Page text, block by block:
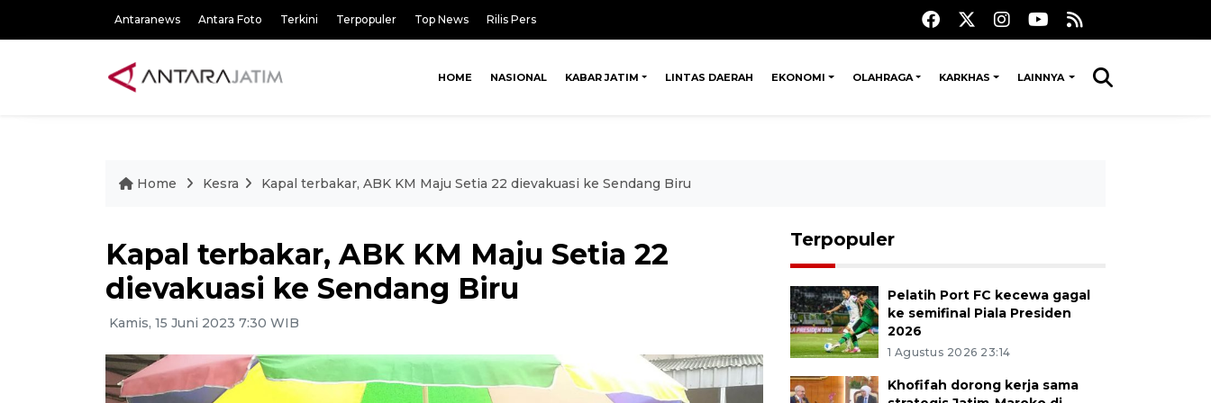
Antaranews Antara Foto Terkini Terpopuler Top News Rilis Pers
HOME NASIONAL KABAR JATIM LINTAS DAERAH EKONOMI OLAHRAGA KARKHAS LAINNYA
Home Kesra Kapal terbakar, ABK KM Maju Setia 22 dievakuasi ke Sendang Biru
Kapal terbakar, ABK KM Maju Setia 22
dievakuasi ke Sendang Biru
Kamis, 15 Juni 2023 7:30 WIB
Terpopuler
Pelatih Port FC kecewa gagal
ke semifinal Piala Presiden
2026
1 Agustus 2026 23:14
Khofifah dorong kerja sama